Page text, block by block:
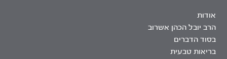
אודות
הרב יובל הכהן אשרוב
בסוד הדברים
בריאות טבעית